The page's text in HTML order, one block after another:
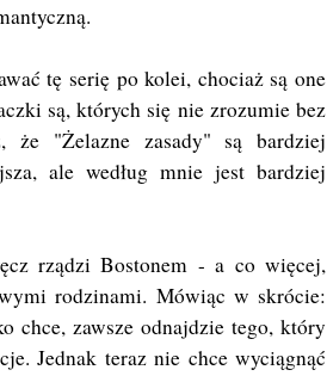
tę serię po kolei, chociaż są one
są, których się nie zrozumie bez
że "Żelazne zasady" są bardziej
ale według mnie jest bardziej
rządzi Bostonem - a co więcej,
rodzinami. Mówiąc w skrócie:
chce, zawsze odnajdzie tego, który
Jednak teraz nie chce wyciągnąć